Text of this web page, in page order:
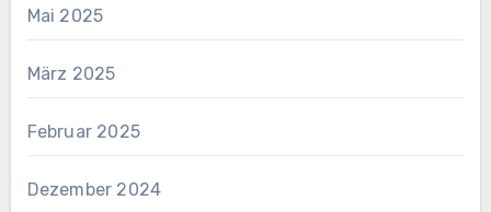
Mai 2025
März 2025
Februar 2025
Dezember 2024